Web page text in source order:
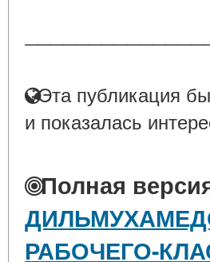
Эта публикация
и показалась
Полная
РАБОЧЕГО-